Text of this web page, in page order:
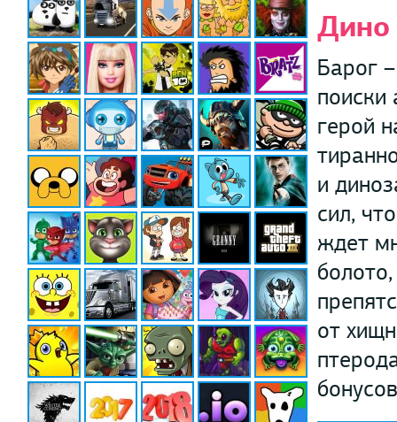
Дино
Барог
поиски
герой
и
сил,
ждет
от